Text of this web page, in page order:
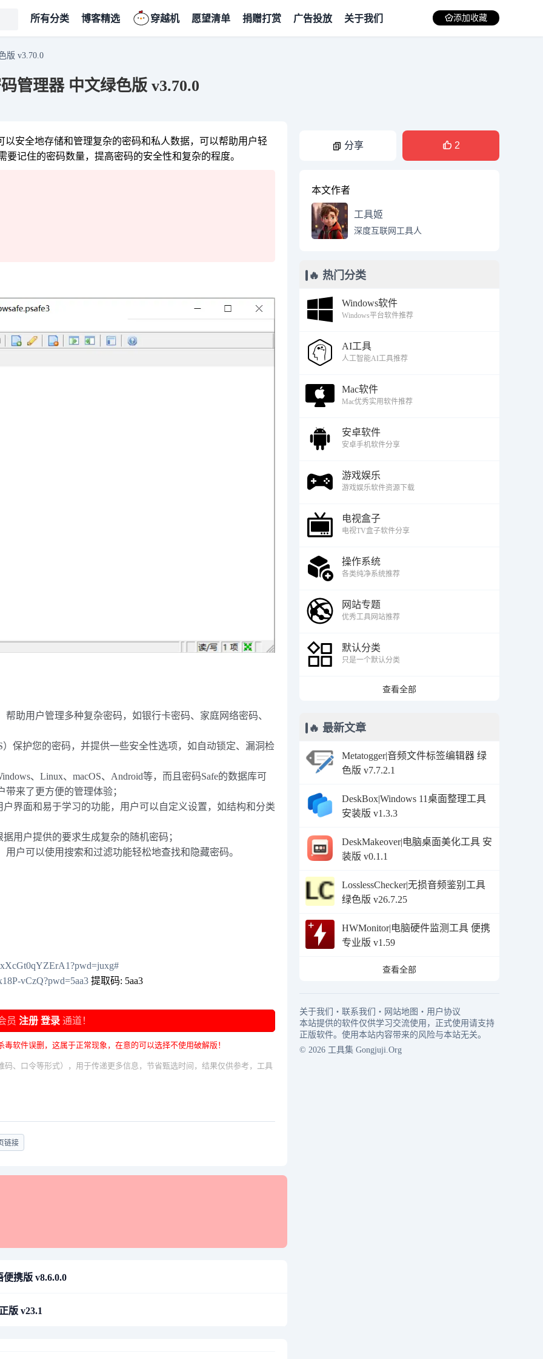
所有分类 博客精选 穿越机 愿望清单 捐赠打赏 广告投放 关于我们 添加收藏
版 v3.70.0
管理器 中文绿色版 v3.70.0
以安全地存储和管理复杂的密码和私人数据，可以帮助用户轻
记住的密码数量，提高密码的安全性和复杂的程度。
助用户管理多种复杂密码，如银行卡密码、家庭网络密码、
保护您的密码，并提供一些安全性选项，如自动锁定、漏洞检
、Linux、macOS、Android等，而且密码Safe的数据库可
来了更方便的管理体验；
界面和易于学习的功能，用户可以自定义设置，如结构和分类
用户提供的要求生成复杂的随机密码；
户可以使用搜索和过滤功能轻松地查找和隐藏密码。
vCzQ?pwd=5aa3 提取码: 5aa3
员 注册 登录 通道！
软件误删，这属于正常现象，在意的可以选择不使用破解版！
、口令等形式），用于传递更多信息，节省甄选时间，结果仅供参考，工具
链接
携版 v8.6.0.0
版 v23.1
分享 2
本文作者
工具姬
深度互联网工具人
🔥 热门分类
Windows软件
Windows平台软件推荐
AI工具
人工智能AI工具推荐
Mac软件
Mac优秀实用软件推荐
安卓软件
安卓手机软件分享
游戏娱乐
游戏娱乐软件资源下载
电视盒子
电视TV盒子软件分享
操作系统
各类纯净系统推荐
网站专题
优秀工具网站推荐
默认分类
只是一个默认分类
查看全部
🔥 最新文章
Metatogger|音频文件标签编辑器 绿
色版 v7.7.2.1
DeskBox|Windows 11桌面整理工具
安装版 v1.3.3
DeskMakeover|电脑桌面美化工具 安
装版 v0.1.1
LosslessChecker|无损音频鉴别工具
绿色版 v26.7.25
HWMonitor|电脑硬件监测工具 便携
专业版 v1.59
查看全部
关于我们 ・ 联系我们 ・ 网站地图 ・ 用户协议
本站提供的软件仅供学习交流使用，正式使用请支持
正版软件。使用本站内容带来的风险与本站无关。
© 2026 工具集 Gongjuji.Org